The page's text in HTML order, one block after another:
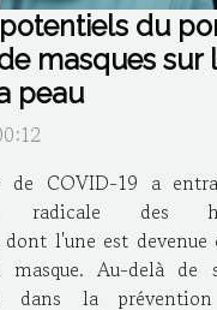
du
masques sur
peau
de COVID-19 a
radicale des
l'une est devenue
Au-delà de
dans la